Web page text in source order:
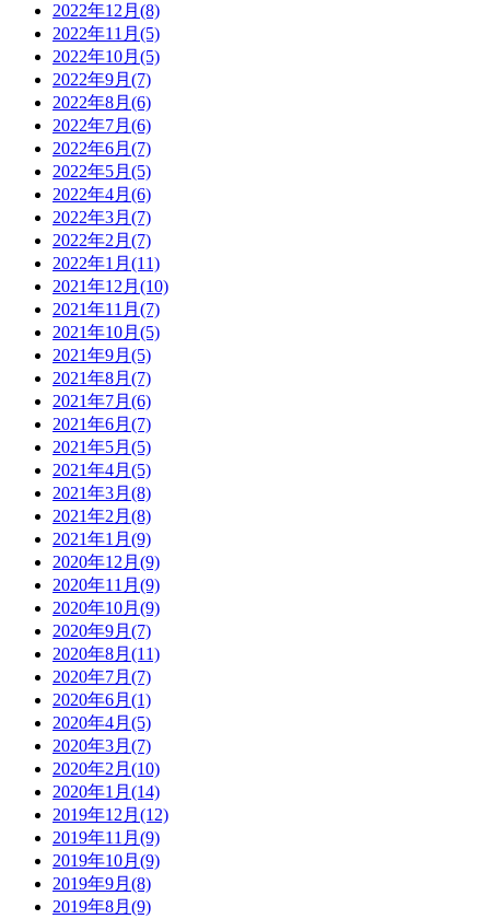
2022年12月(8)
2022年11月(5)
2022年10月(5)
2022年9月(7)
2022年8月(6)
2022年7月(6)
2022年6月(7)
2022年5月(5)
2022年4月(6)
2022年3月(7)
2022年2月(7)
2022年1月(11)
2021年12月(10)
2021年11月(7)
2021年10月(5)
2021年9月(5)
2021年8月(7)
2021年7月(6)
2021年6月(7)
2021年5月(5)
2021年4月(5)
2021年3月(8)
2021年2月(8)
2021年1月(9)
2020年12月(9)
2020年11月(9)
2020年10月(9)
2020年9月(7)
2020年8月(11)
2020年7月(7)
2020年6月(1)
2020年4月(5)
2020年3月(7)
2020年2月(10)
2020年1月(14)
2019年12月(12)
2019年11月(9)
2019年10月(9)
2019年9月(8)
2019年8月(9)